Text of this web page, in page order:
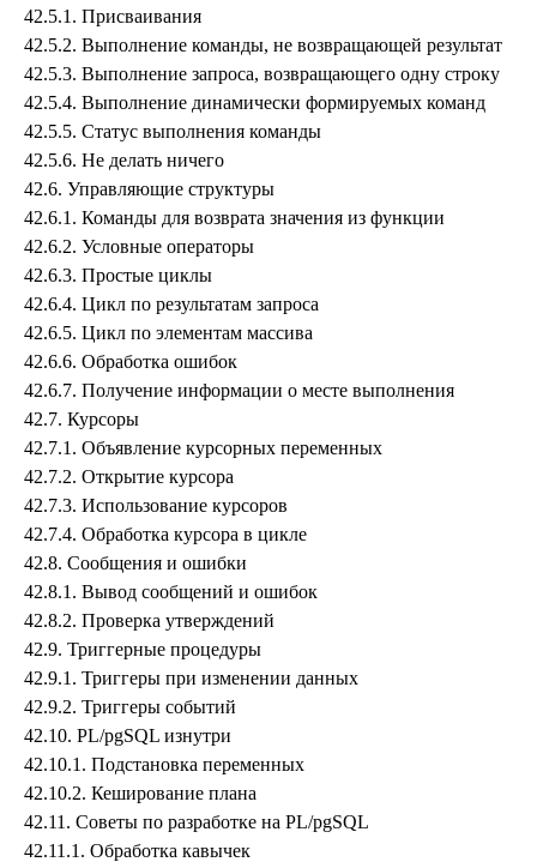
42.5.1. Присваивания
42.5.2. Выполнение команды, не возвращающей результат
42.5.3. Выполнение запроса, возвращающего одну строку
42.5.4. Выполнение динамически формируемых команд
42.5.5. Статус выполнения команды
42.5.6. Не делать ничего
42.6. Управляющие структуры
42.6.1. Команды для возврата значения из функции
42.6.2. Условные операторы
42.6.3. Простые циклы
42.6.4. Цикл по результатам запроса
42.6.5. Цикл по элементам массива
42.6.6. Обработка ошибок
42.6.7. Получение информации о месте выполнения
42.7. Курсоры
42.7.1. Объявление курсорных переменных
42.7.2. Открытие курсора
42.7.3. Использование курсоров
42.7.4. Обработка курсора в цикле
42.8. Сообщения и ошибки
42.8.1. Вывод сообщений и ошибок
42.8.2. Проверка утверждений
42.9. Триггерные процедуры
42.9.1. Триггеры при изменении данных
42.9.2. Триггеры событий
42.10. PL/pgSQL изнутри
42.10.1. Подстановка переменных
42.10.2. Кеширование плана
42.11. Советы по разработке на PL/pgSQL
42.11.1. Обработка кавычек